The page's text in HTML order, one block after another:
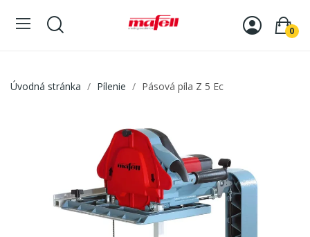
0
Úvodná stránka Pílenie Pásová píla Z 5 Ec